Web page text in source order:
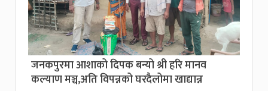
जनकपुरमा आशाको दिपक बन्यो श्री हरि मानव
कल्याण मञ्च,अति विपन्नको घरदैलोमा खाद्यान्न